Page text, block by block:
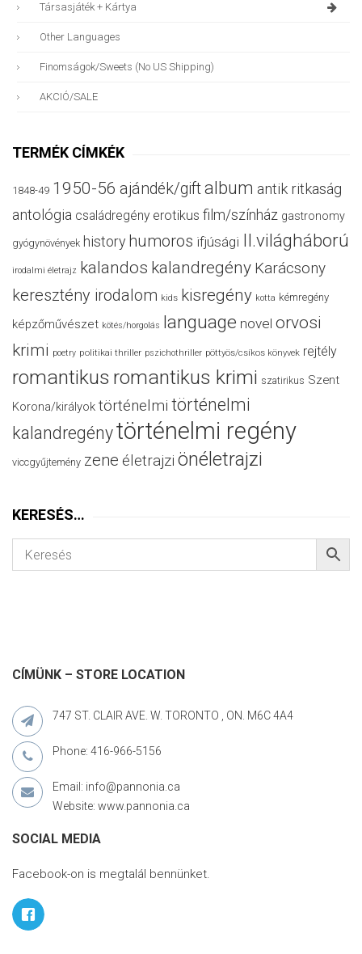
Társasjáték + Kártya
Other Languages
Finomságok/sweets (no US Shipping)
AKCIÓ/SALE
TERMÉK CÍMKÉK
1848-49 1950-56 ajándék/giftalbum antik ritkaság
antológia családregény erotikus film/színház gastronomy
gyógynövények history humoros ifjúsági II.világháború
irodalmi életrajz kalandos kalandregény Karácsony
keresztény irodalom kids kisregény kotta kémregény
képzőművészet kötés/horgolás language novel orvosi
krimi poetry politikai thriller pszichothriller pöttyös/csíkos könyvek rejtély
romantikus romantikus krimi szatirikus Szent
Korona/királyok történelmi történelmi
kalandregénytörténelmi regény
viccgyűjtemény zene életrajzi önéletrajzi
KERESÉS…
CÍMÜNK – STORE LOCATION
747 ST. CLAIR AVE. W. TORONTO , ON. M6C 4A4
Phone: 416-966-5156
Email: info@pannonia.ca
Website: www.pannonia.ca
SOCIAL MEDIA
Facebook-on is megtalál bennünket.